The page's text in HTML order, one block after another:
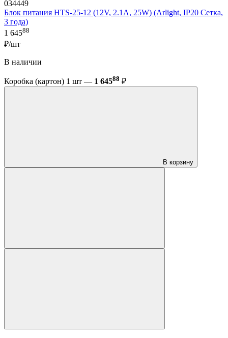
034449
Блок питания HTS-25-12 (12V, 2.1A, 25W) (Arlight, IP20 Сетка,
3 года)
1 64588
₽/шт
В наличии
Коробка (картон) 1 шт — 1 64588 ₽
В корзину